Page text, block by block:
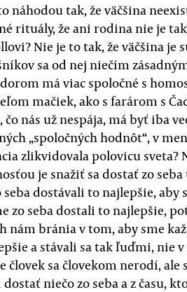
náhodou tak, že väčšina
rituály, že ani rodina nie je
Nie je to tak, že väčšina je
sa od nej niečím
má viac spoločné s
mačiek, ako s farárom s
čo nás už nespája, má byť iba
„spoločných hodnôt“, v
zlikvidovala polovicu sveta?
je snažiť sa dostať zo
seba dostávali to najlepšie,
zo seba dostali to najlepšie,
nám bránia v tom, aby sme
a stávali sa tak ľuďmi, nie
človek sa človekom nerodí,
niečo zo seba a z času,